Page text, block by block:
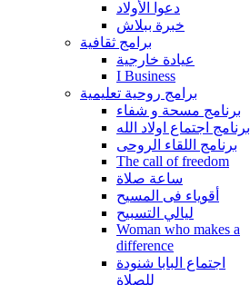
دعوا الأولاد
خبرة ببلاش
برامج ثقافية
عيادة خارجية
I Business
برامج روحية تعليمية
برنامج مسحة و شفاء
برنامج اجتماع اولاد الله
برنامج اللقاء الروحى
The call of freedom
ساعة صلاة
أقوياء فى المسيح
ليالي التسبيح
Woman who makes a
difference
اجتماع البابا شنودة
للصلاة